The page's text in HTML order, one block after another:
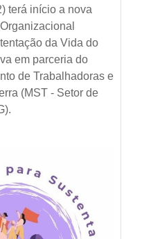
terá início a nova
da Vida do
em parceria do
de Trabalhadoras e
(MST - Setor de